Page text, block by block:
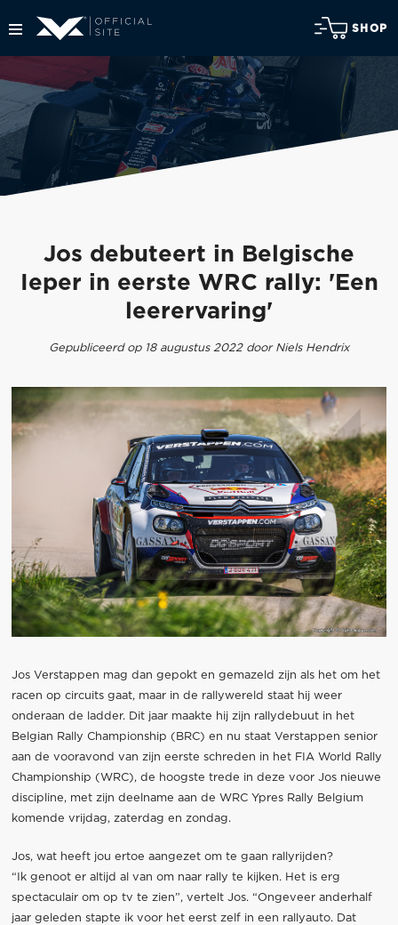
SHOP
Jos debuteert in Belgische
Ieper in eerste WRC rally: 'Een
leerervaring'
Gepubliceerd op 18 augustus 2022 door Niels Hendrix
Jos Verstappen mag dan gepokt en gemazeld zijn als het om het
racen op circuits gaat, maar in de rallywereld staat hij weer
onderaan de ladder. Dit jaar maakte hij zijn rallydebuut in het
Belgian Rally Championship (BRC) en nu staat Verstappen senior
aan de vooravond van zijn eerste schreden in het FIA World Rally
Championship (WRC), de hoogste trede in deze voor Jos nieuwe
discipline, met zijn deelname aan de WRC Ypres Rally Belgium
komende vrijdag, zaterdag en zondag.
Jos, wat heeft jou ertoe aangezet om te gaan rallyrijden?
“Ik genoot er altijd al van om naar rally te kijken. Het is erg
spectaculair om op tv te zien”, vertelt Jos. “Ongeveer anderhalf
jaar geleden stapte ik voor het eerst zelf in een rallyauto. Dat